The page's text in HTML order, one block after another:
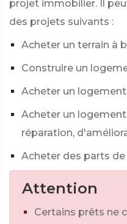
projet immobilier. Il
des projets suivants :
Acheter un terrain à
Construire un
Acheter un logement
Acheter un
réparation,
Acheter des parts
Attention
Certains prêts ne